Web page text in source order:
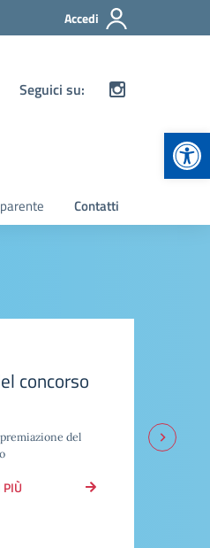
Accedi
Seguici su:
Contatti
Aperti
Locali, il nostro
PIÙ